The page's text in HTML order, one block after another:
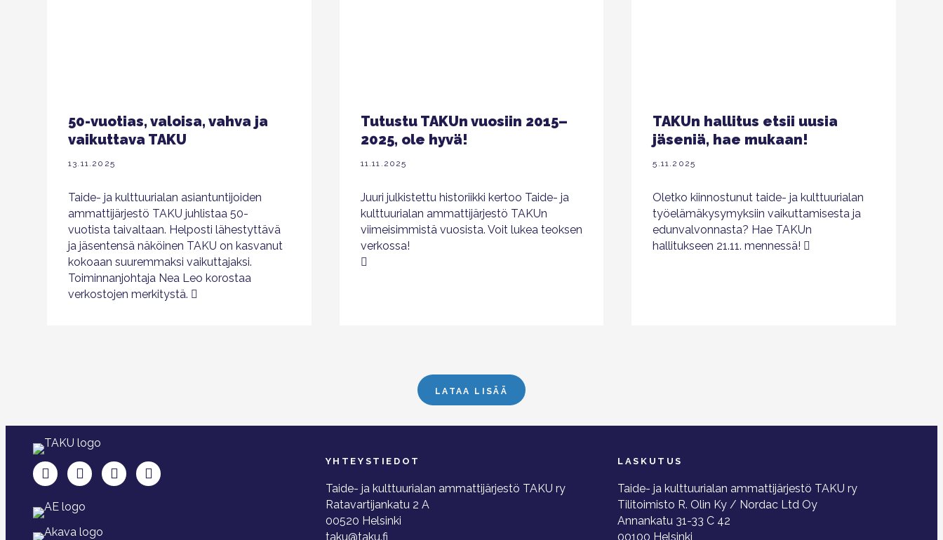
50-vuotias, valoisa, vahva ja
vaikuttava TAKU
13.11.2025
Taide- ja kulttuurialan asiantuntijoiden
ammattijärjestö TAKU juhlistaa 50-
vuotista taivaltaan. Helposti lähestyttävä
ja jäsentensä näköinen TAKU on kasvanut
kokoaan suuremmaksi vaikuttajaksi.
Toiminnanjohtaja Nea Leo korostaa
verkostojen merkitystä.
Tutustu TAKUn vuosiin 2015–
2025, ole hyvä!
11.11.2025
Juuri julkistettu historiikki kertoo Taide- ja
kulttuurialan ammattijärjestö TAKUn
viimeisimmistä vuosista. Voit lukea teoksen
verkossa!
TAKUn hallitus etsii uusia
jäseniä, hae mukaan!
5.11.2025
Oletko kiinnostunut taide- ja kulttuurialan
työelämäkysymyksiin vaikuttamisesta ja
edunvalvonnasta? Hae TAKUn
hallitukseen 21.11. mennessä!
LATAA LISÄÄ
TAKU Facebookissa
TAKU Twitterissä
TAKU Instagramissa
TAKU LinkedInissä
YHTEYSTIEDOT
Taide- ja kulttuurialan ammattijärjestö TAKU ry
Ratavartijankatu 2 A
00520 Helsinki
taku@taku.fi
LASKUTUS
Taide- ja kulttuurialan ammattijärjestö TAKU ry
Tilitoimisto R. Olin Ky / Nordac Ltd Oy
Annankatu 31-33 C 42
00100 Helsinki